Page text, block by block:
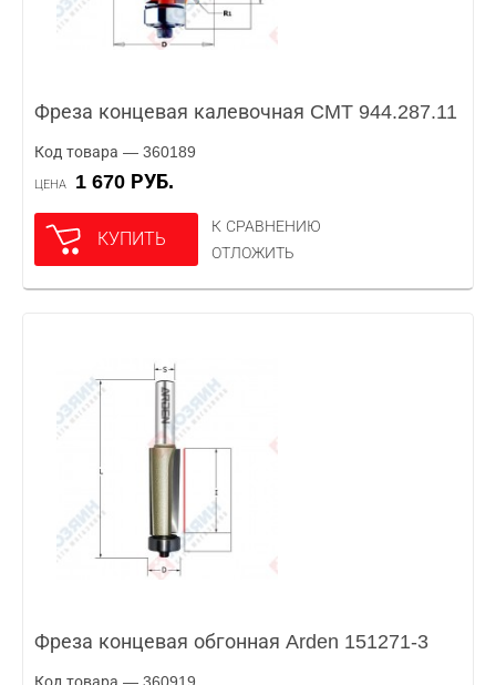
Фреза концевая калевочная CMT 944.287.11
Код товара — 360189
ЦЕНА 1 670 РУБ.
КУПИТЬ
К СРАВНЕНИЮ
ОТЛОЖИТЬ
Фреза концевая обгонная Arden 151271-3